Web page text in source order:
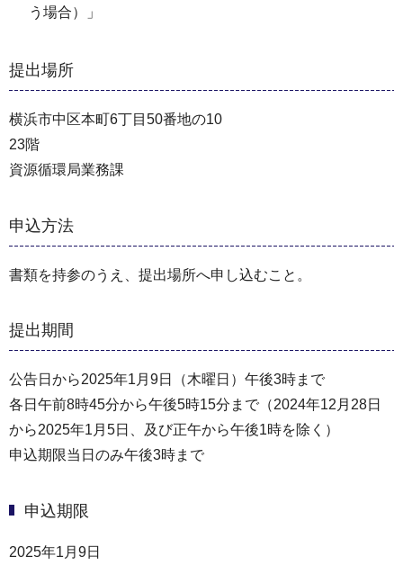
う場合）」
提出場所
横浜市中区本町6丁目50番地の10
23階
資源循環局業務課
申込方法
書類を持参のうえ、提出場所へ申し込むこと。
提出期間
公告日から2025年1月9日（木曜日）午後3時まで
各日午前8時45分から午後5時15分まで（2024年12⽉28⽇
から2025年1⽉5⽇、及び正午から午後1時を除く）
申込期限当日のみ午後3時まで
申込期限
2025年1月9日